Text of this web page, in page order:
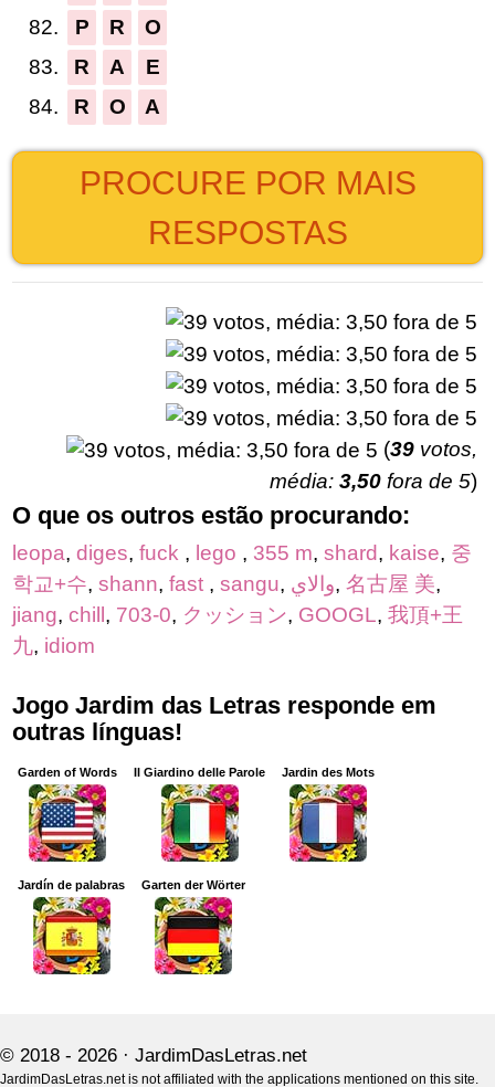
82.
P R
O
83.
R A
E
84.
R O A
PROCURE POR MAIS
RESPOSTAS
(39 votos,
média: 3,50 fora de 5)
O que os outros estão procurando:
leopa, diges, fuck , lego , 355 m, shard, kaise, 중
학교+수, shann, fast , sangu, والاي, 名古屋 美,
jiang, chill, 703-0, クッション, GOOGL, 我頂+王
九, idiom
Jogo Jardim das Letras responde em
outras línguas!
Garden of Words Il Giardino delle Parole Jardin des Mots
Jardín de palabras Garten der Wörter
© 2018 - 2026 · JardimDasLetras.net
JardimDasLetras.net is not affiliated with the applications mentioned on this site.